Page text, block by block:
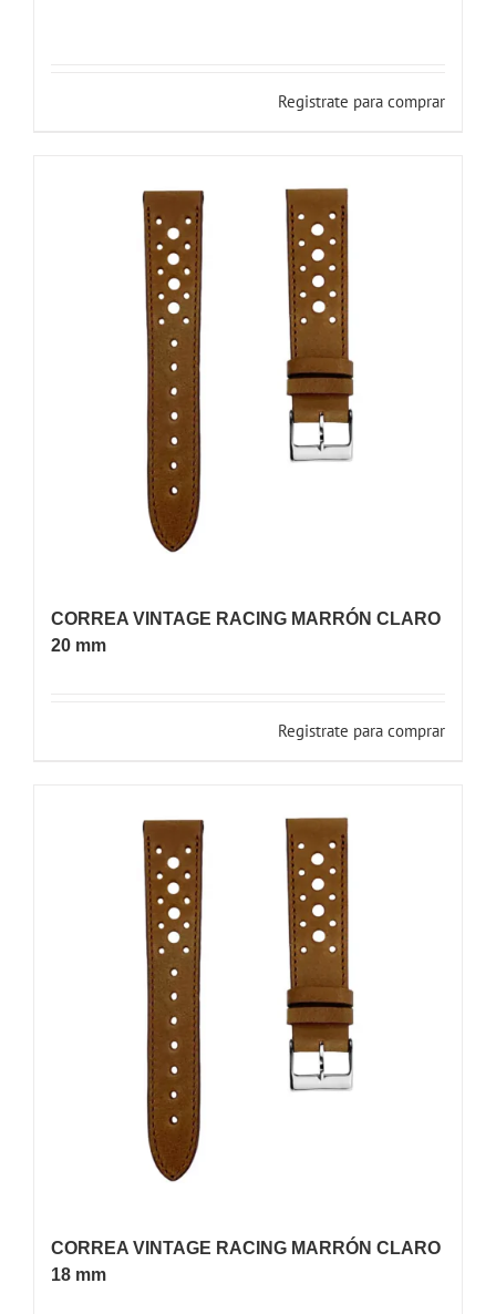
Registrate para comprar
CORREA VINTAGE RACING MARRÓN CLARO
20 mm
Registrate para comprar
CORREA VINTAGE RACING MARRÓN CLARO
18 mm